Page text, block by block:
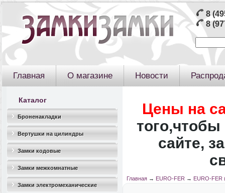
8
8
Главная О магазине Новости
Каталог
Броненакладки
Вертушки на цилиндры
Замки кодовые
Замки межкомнатные
Замки электромеханические
Цены на
того,чтобы
сайте,
Главная→ EURO-FER → EURO-FER